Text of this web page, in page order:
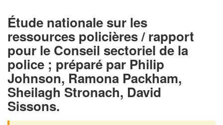
Étude nationale sur les
ressources policières / rapport
pour le Conseil sectoriel de la
police ; préparé par Philip
Johnson, Ramona Packham,
Sheilagh Stronach, David
Sissons.